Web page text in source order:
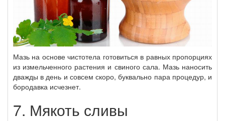
Мазь на основе чистотела готовиться в равных пропорциях
из измельченного растения и свиного сала. Мазь наносить
дважды в день и совсем скоро, буквально пара процедур, и
бородавка исчезнет.
7. Мякоть сливы